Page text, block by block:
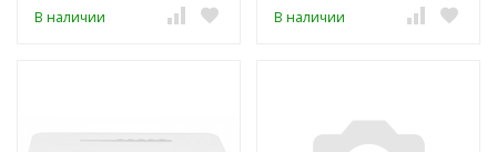
В наличии В наличии